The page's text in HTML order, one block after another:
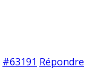
#63191 Répondre